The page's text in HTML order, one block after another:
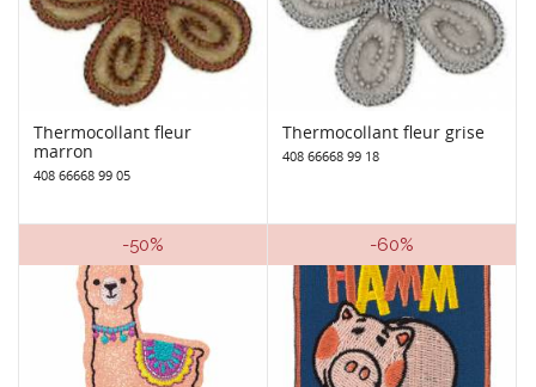
Thermocollant fleur
marron
408 66668 99 05
Thermocollant fleur grise
408 66668 99 18
-50% -60%